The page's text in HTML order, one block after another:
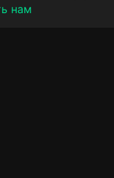
нам